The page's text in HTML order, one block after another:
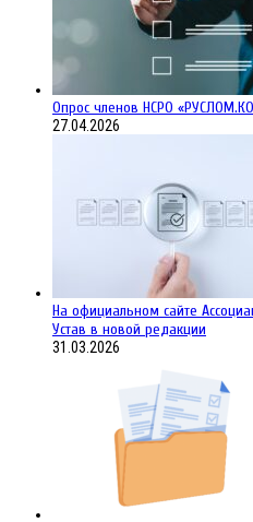
Опрос членов НСРО
27.04.2026
На официальном сайте
Устав в новой редакции
31.03.2026